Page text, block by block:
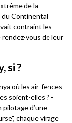
de la
du Continental
contraint les
vous de leur
si ?
où les air-fences
soient-elles ? -
d’une
chaque virage